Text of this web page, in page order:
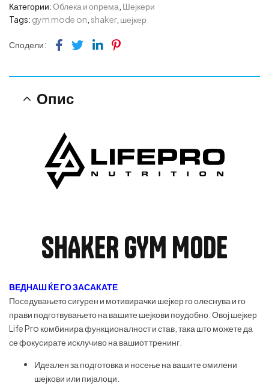
Категории:Облека и опрема Шејкери
Tags: gym mode on shaker, шејкер
Сподели: Facebook
TwitterLinkedin
Pinterest
Опис
SHAKER GYM MODE
ВЕДНАШ ЌЕ ГО ЗАСАКАТЕ
Поседувањето сигурен и мотивирачки шејкер го олеснува и го
прави подготвувањето на вашите шејкови поудобно. Овој шејкер
Life Pro комбинира функционалност и став, така што можете да
се фокусирате исклучиво на вашиот тренинг.
Идеален за подготовка и носење на вашите омилени
шејкови или пијалоци.